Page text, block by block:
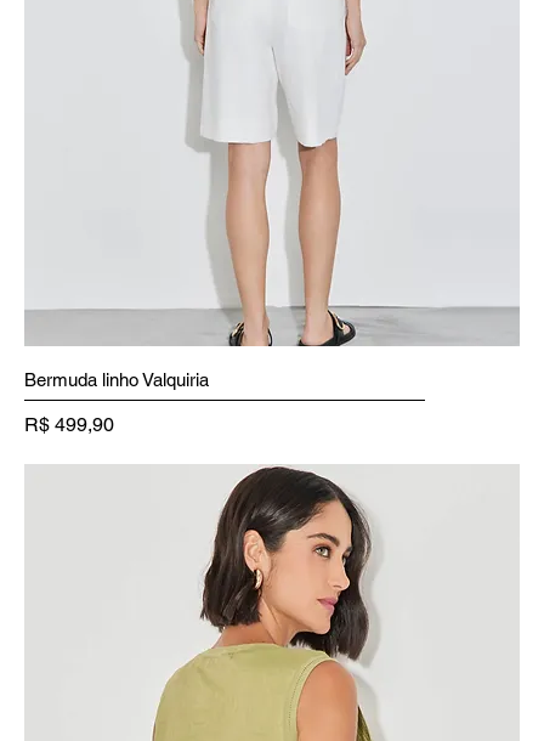
Bermuda linho Valquiria
Preço
R$ 499,90